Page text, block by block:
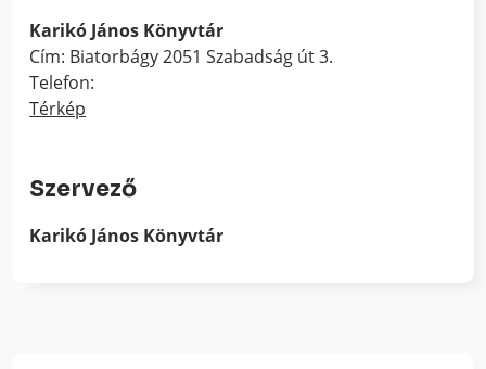
Karikó János Könyvtár
Cím: Biatorbágy 2051 Szabadság út 3.
Telefon:
Térkép
Szervező
Karikó János Könyvtár